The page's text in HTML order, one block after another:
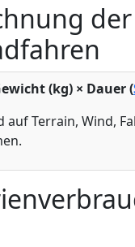
(kg) × Dauer (
Terrain, Wind,